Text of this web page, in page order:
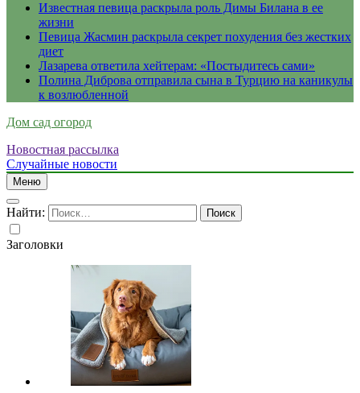
Известная певица раскрыла роль Димы Билана в ее
жизни
Певица Жасмин раскрыла секрет похудения без жестких
диет
Лазарева ответила хейтерам: «Постыдитесь сами»
Полина Диброва отправила сына в Турцию на каникулы
к возлюбленной
Дом сад огород
Новостная рассылка
Случайные новости
Меню
Найти:
Заголовки